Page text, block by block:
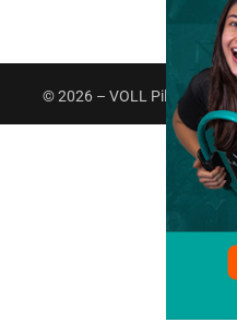
© 2026 – VOLL Pilates